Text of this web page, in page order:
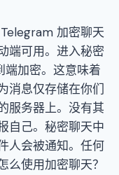
加密聊天
端可用。进入秘密
加密。这意味着
消息仅存储在你们
服务器上。没有其
自己。秘密聊天中
人会被通知。任何
么使用加密聊天？